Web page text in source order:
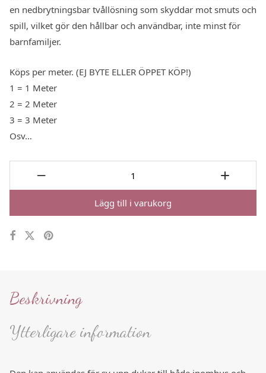
en nedbrytningsbar tvållösning som skyddar mot smuts och
spill, vilket gör den hållbar och användbar, inte minst för
barnfamiljer.
Köps per meter. (EJ BYTE ELLER ÖPPET KÖP!)
1 = 1 Meter
2 = 2 Meter
3 = 3 Meter
Osv…
Lägg till i varukorg
Beskrivning
Ytterligare information